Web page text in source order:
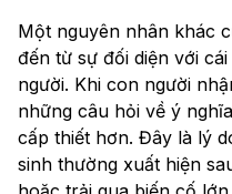
Một nguyên nhân khác
đến từ sự đối diện với
người. Khi con người
những câu hỏi về ý
cấp thiết hơn. Đây là lý
sinh thường xuất hiện